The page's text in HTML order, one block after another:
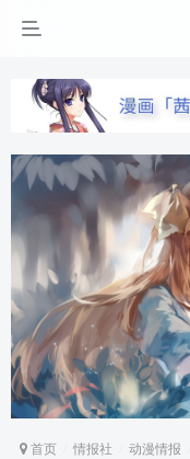
首页 情报社 动漫情报